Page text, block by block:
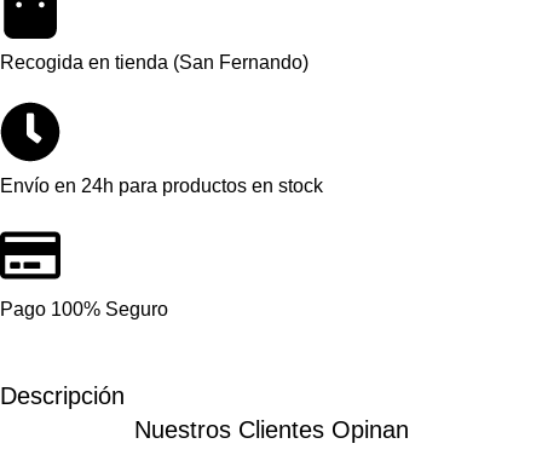
Recogida en tienda (San Fernando)
Envío en 24h para productos en stock
Pago 100% Seguro
Descripción
Nuestros Clientes Opinan